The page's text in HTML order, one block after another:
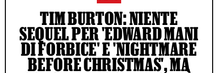
TIM BURTON: NIENTE
SEQUEL PER 'EDWARD MANI
DI FORBICE' E 'NIGHTMARE
BEFORE CHRISTMAS', MA